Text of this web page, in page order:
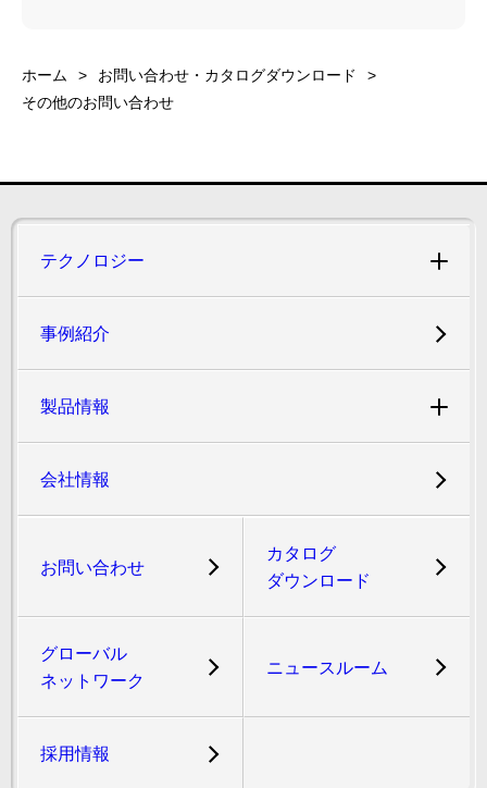
ホーム
お問い合わせ・カタログダウンロード
その他のお問い合わせ
テクノロジー
事例紹介
製品情報
会社情報
お問い合わせ
カタログ
ダウンロード
グローバル
ネットワーク
ニュースルーム
採用情報